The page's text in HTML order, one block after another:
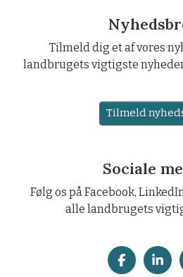
Tilmeld dig et af vores
landbrugets vigtigste
Tilmeld
Sociale
Følg os på Facebook,
alle landbrugets